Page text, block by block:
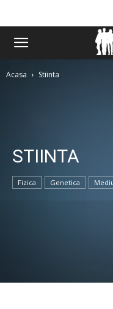
Acasa Stiinta
STIINTA
Fizica Genetica